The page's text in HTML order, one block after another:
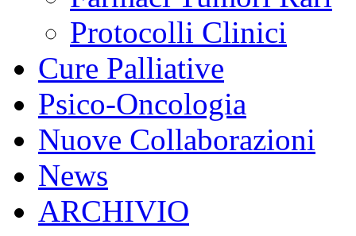
Protocolli Clinici
Cure Palliative
Psico-Oncologia
Nuove Collaborazioni
News
ARCHIVIO